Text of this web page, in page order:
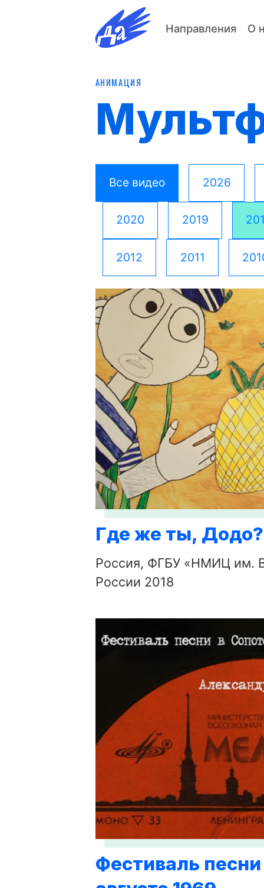
Направления О
АНИМАЦИЯ
Все видео 2026
2020 2019
2012 2011
Где же ты, Додо?
Россия, ФГБУ «НМИЦ им.
России 2018
Фестиваль